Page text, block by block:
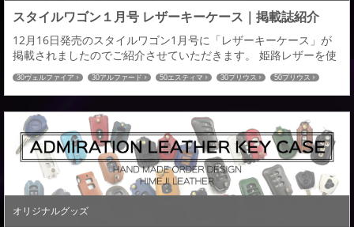
スタイルワゴン１月号 レザーキーケース｜掲載誌紹介
12月16日発売のスタイルワゴン1月号に「レザーキーケース」が
掲載されましたのでご紹介させていただきます。 姫路レザーを使
用し、２００車種以上の国産車に対応したレザーキーケースとな
ります。 オーダーメイドによる選べる仕様は全８９６通り。 革の
色：全１４色／ステッチの色：全１６色／ロゴの色：全２色／金
具の色：全２色お客様のイメージにあった愛車とのコーディネイ
トも可能。きっと理想のキ―ケースが見つかる...
30ヴェルファイア 30アルファード 50エスティマ 30プリウス
50プリウス
80ハリアー
オリジナルグッズ